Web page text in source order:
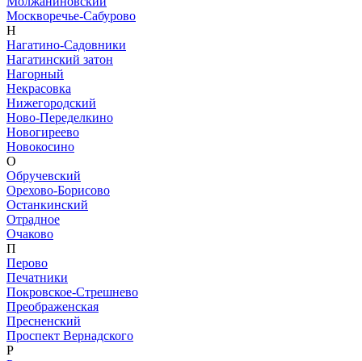
Москворечье-Сабурово
Н
Нагатино-Садовники
Нагатинский затон
Нагорный
Некрасовка
Нижегородский
Ново-Переделкино
Новогиреево
Новокосино
О
Обручевский
Орехово-Борисово
Останкинский
Отрадное
Очаково
П
Перово
Печатники
Покровское-Стрешнево
Преображенская
Пресненский
Проспект Вернадского
Р